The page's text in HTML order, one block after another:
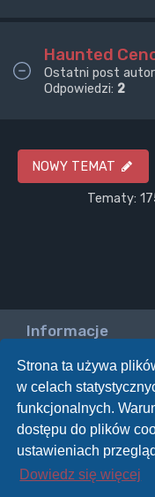
Strona ta używa
w celach
funkcjonalnych.
dostępu do plików
ustawieniach
Dowiedz się więcej
Haunted
Ostatni post
Odpowiedzi: 2
NOWY TEMAT
Tematy:
Informacje
Twoje uprawnienia
Nie możesz
Nie możesz
Nie możesz
Nie możesz
Nie możesz